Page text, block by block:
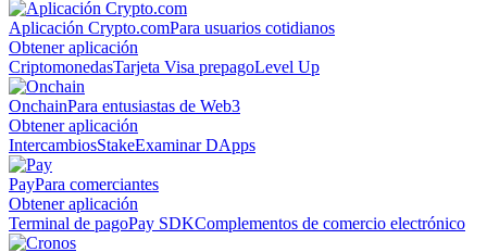
Aplicación Crypto.comPara usuarios cotidianos
Obtener aplicación
CriptomonedasTarjeta Visa prepagoLevel Up
OnchainPara entusiastas de Web3
Obtener aplicación
IntercambiosStakeExaminar DApps
PayPara comerciantes
Obtener aplicación
Terminal de pagoPay SDKComplementos de comercio electrónico